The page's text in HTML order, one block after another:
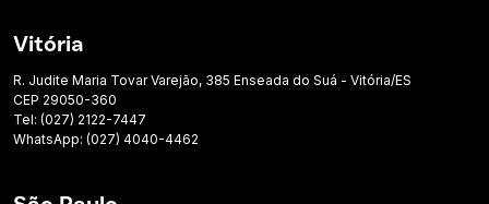
Vitória
R. Judite Maria Tovar Varejão, 385 Enseada do Suá - Vitória/ES
CEP 29050-360
Tel: (027) 2122-7447
WhatsApp: (027) 4040-4462